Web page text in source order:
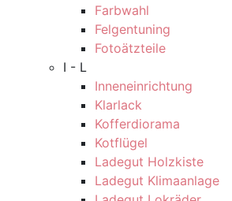
Farbwahl
Felgentuning
Fotoätzteile
I - L
Inneneinrichtung
Klarlack
Kofferdiorama
Kotflügel
Ladegut Holzkiste
Ladegut Klimaanlage